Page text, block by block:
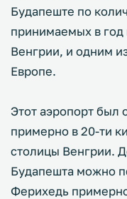
Будапеште по
принимаемых в год
Венгрии, и одним
Европе.
Этот аэропорт был
примерно в 20-ти
столицы Венгрии.
Будапешта можно
Ферихедь